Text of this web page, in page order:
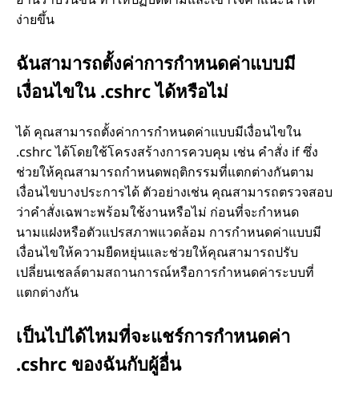
ง่ายขึ้น
ฉันสามารถตั้งค่าการกำหนดค่าแบบมี
เงื่อนไขใน .cshrc ได้หรือไม่
ได้ คุณสามารถตั้งค่าการกำหนดค่าแบบมีเงื่อนไขใน
.cshrc ได้โดยใช้โครงสร้างการควบคุม เช่น คำสั่ง if ซึ่ง
ช่วยให้คุณสามารถกำหนดพฤติกรรมที่แตกต่างกันตาม
เงื่อนไขบางประการได้ ตัวอย่างเช่น คุณสามารถตรวจสอบ
ว่าคำสั่งเฉพาะพร้อมใช้งานหรือไม่ ก่อนที่จะกำหนด
นามแฝงหรือตัวแปรสภาพแวดล้อม การกำหนดค่าแบบมี
เงื่อนไขให้ความยืดหยุ่นและช่วยให้คุณสามารถปรับ
เปลี่ยนเชลล์ตามสถานการณ์หรือการกำหนดค่าระบบที่
แตกต่างกัน
เป็นไปได้ไหมที่จะแชร์การกำหนดค่า
.cshrc ของฉันกับผู้อื่น